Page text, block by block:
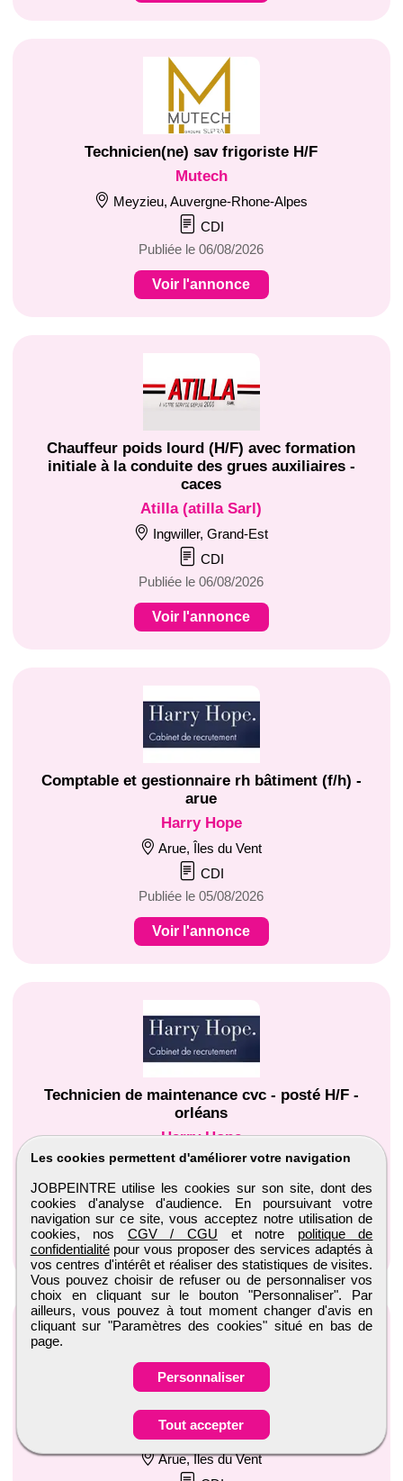
Technicien(ne) sav frigoriste H/F
Mutech
Meyzieu, Auvergne-Rhone-Alpes
CDI
Publiée le 06/08/2026
Voir l'annonce
Chauffeur poids lourd (H/F) avec formation
initiale à la conduite des grues auxiliaires -
caces
Atilla (atilla Sarl)
Ingwiller, Grand-Est
CDI
Publiée le 06/08/2026
Voir l'annonce
Comptable et gestionnaire rh bâtiment (f/h) -
arue
Harry Hope
Arue, Îles du Vent
CDI
Publiée le 05/08/2026
Voir l'annonce
Technicien de maintenance cvc - posté H/F -
orléans
Harry Hope
Orléans, Centre-Val-de-Loire
CDI
Publiée le 04/08/2026
Voir l'annonce
Responsable qhse travaux publics (H/F) - arue
Harry Hope
Arue, Îles du Vent
Les cookies permettent d'améliorer votre navigation
JOBPEINTRE utilise les cookies sur son site, dont des
cookies d'analyse d'audience. En poursuivant votre
navigation sur ce site, vous acceptez notre utilisation de
cookies, nos CGV / CGU et notre politique de
confidentialitépour vous proposer des services adaptés à
vos centres d'intérêt et réaliser des statistiques de visites.
Vous pouvez choisir de refuser ou de personnaliser vos
choix en cliquant sur le bouton "Personnaliser". Par
ailleurs, vous pouvez à tout moment changer d'avis en
cliquant sur "Paramètres des cookies" situé en bas de
page.
Personnaliser
Tout accepter